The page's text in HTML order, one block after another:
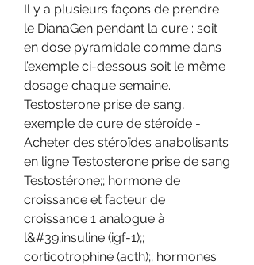
Il y a plusieurs façons de prendre
le DianaGen pendant la cure : soit
en dose pyramidale comme dans
l’exemple ci-dessous soit le même
dosage chaque semaine.
Testosterone prise de sang,
exemple de cure de stéroïde -
Acheter des stéroïdes anabolisants
en ligne Testosterone prise de sang
Testostérone;; hormone de
croissance et facteur de
croissance 1 analogue à
l&#39;insuline (igf-1);;
corticotrophine (acth);; hormones